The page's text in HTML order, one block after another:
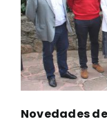
Novedades